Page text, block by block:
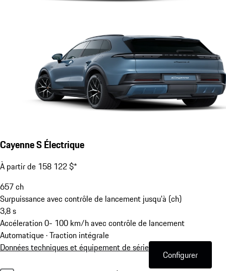
Cayenne S Électrique
À partir de 158 122 $*
657ch
Surpuissance avec contrôle de lancement jusqu'à (ch)
3,8s
Accéleration 0- 100 km/h avec contrôle de lancement
Automatique · Traction intégrale
Données techniques et équipement de série
Configurer